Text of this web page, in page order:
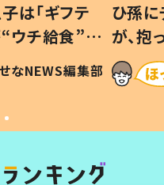
は「ギフテ
ウチ給食”を
#令和の親
せなNEWS編集部
ひ孫
が、
「涙が
い」